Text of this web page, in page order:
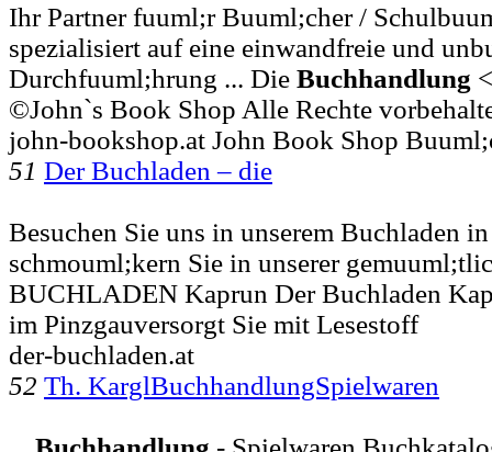
Ihr Partner fuuml;r Buuml;cher /
spezialisiert auf eine einwandfreie und
Durchfuuml;hrung ... Die Buchhandlung
©John`s Book Shop Alle Rechte
john-bookshop.at John Book Shop
51 Der Buchladen – die
Besuchen Sie uns in unserem Buchladen
schmouml;kern Sie in unserer
BUCHLADEN Kaprun Der Buchladen
im Pinzgauversorgt Sie mit Lesestoff
der-buchladen.at
52 Th. KarglBuchhandlungSpielwaren